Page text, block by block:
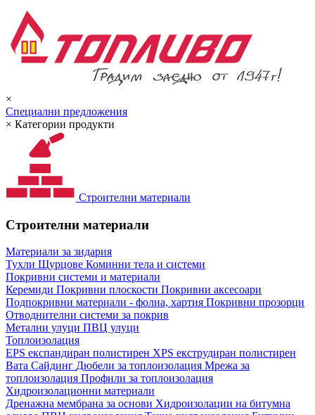
×
Специални предложения
× Категории продукти
Строителни материали
Строителни материали
Материали за зидария
Тухли Щурцове Коминни тела и системи
Покривни системи и материали
Керемиди Покривни плоскости Покривни аксесоари
Подпокривни материали - фолиа, хартия Покривни прозорци
Отводнителни системи за покрив
Метални улуци ПВЦ улуци
Топлоизолация
EPS експандиран полистирен XPS екструдиран полистирен
Вата Сайдинг Дюбели за топлоизолация Мрежа за
топлоизолация Профили за топлоизолация
Хидроизолационни материали
Дренажна мембрана за основи Хидроизолации на битумна